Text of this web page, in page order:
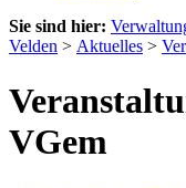
Sie sind hier:
Velden > Aktuelles >
VGem